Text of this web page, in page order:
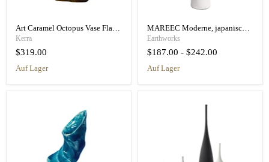
Kerra
$319.00
auf Lager
Earthworks
$187.00 - $242.00
auf Lager